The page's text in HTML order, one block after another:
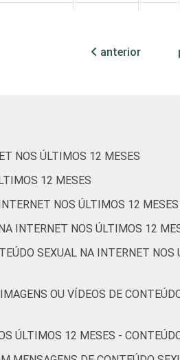
7
2 50 4
6 32 5
anterior
NOS ÚLTIMOS 12 MESES
12 MESES
NOS ÚLTIMOS 12 MESES
INTERNET NOS ÚLTIMOS 12
SEXUAL NA INTERNET NOS
OU VÍDEOS DE
ÚLTIMOS 12 MESES -